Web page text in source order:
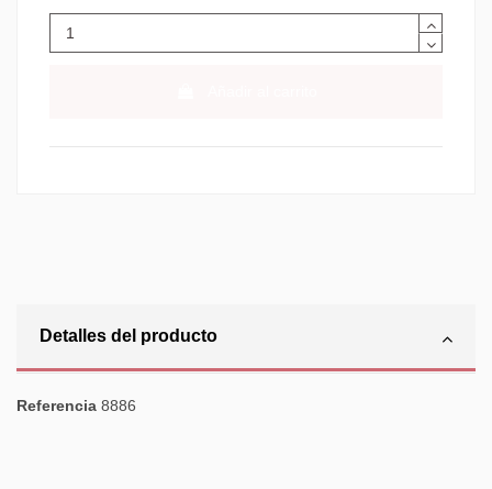
Detalles del producto
Referencia 8886